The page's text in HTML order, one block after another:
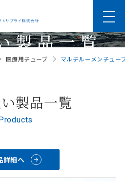
製品一覧
医療用チューブ マルチルーメンチュー
製品一覧
詳細へ